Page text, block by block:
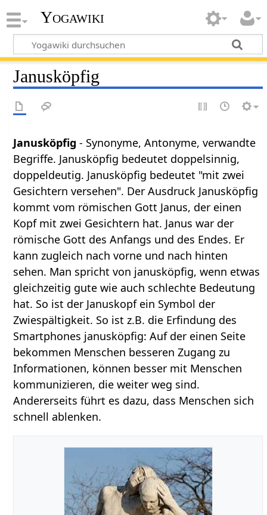
Yogawiki
Janusköpfig
Janusköpfig- Synonyme, Antonyme, verwandte
Begriffe. Janusköpfig bedeutet doppelsinnig,
doppeldeutig. Janusköpfig bedeutet "mit zwei
Gesichtern versehen". Der Ausdruck Janusköpfig
kommt vom römischen Gott Janus, der einen
Kopf mit zwei Gesichtern hat. Janus war der
römische Gott des Anfangs und des Endes. Er
kann zugleich nach vorne und nach hinten
sehen. Man spricht von janusköpfig, wenn etwas
gleichzeitig gute wie auch schlechte Bedeutung
hat. So ist der Januskopf ein Symbol der
Zwiespältigkeit. So ist z.B. die Erfindung des
Smartphones janusköpfig: Auf der einen Seite
bekommen Menschen besseren Zugang zu
Informationen, können besser mit Menschen
kommunizieren, die weiter weg sind.
Andererseits führt es dazu, dass Menschen sich
schnell ablenken.